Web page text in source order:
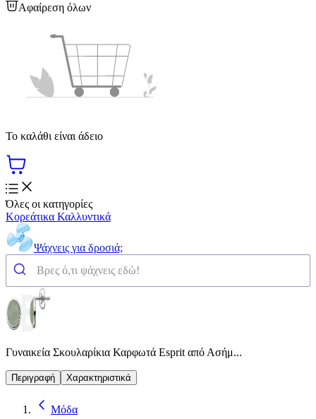
Αφαίρεση όλων
Το καλάθι είναι άδειο
Όλες οι κατηγορίες
Κορεάτικα Καλλυντικά
Ψάχνεις για δροσιά;
Γυναικεία Σκουλαρίκια Καρφωτά Esprit από Ασήμ...
Περιγραφή Χαρακτηριστικά
Μόδα